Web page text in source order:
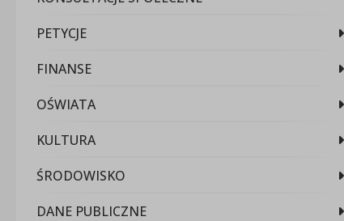
PETYCJE
FINANSE
OŚWIATA
KULTURA
ŚRODOWISKO
DANE PUBLICZNE